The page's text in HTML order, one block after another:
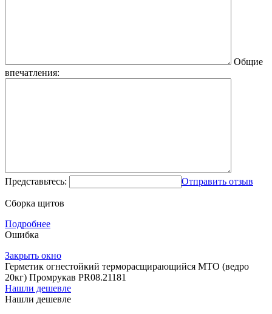
Общие
впечатления:
Представьтесь: Отправить отзыв
Сборка щитов
Подробнее
Ошибка
Закрыть окно
Герметик огнестойкий терморасщирающийся МТО (ведро
20кг) Промрукав PR08.21181
Нашли дешевле
Нашли дешевле